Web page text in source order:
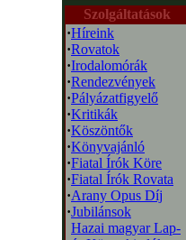
Szolgáltatások
·Híreink
·Rovatok
·Irodalomórák
·Rendezvények
·Pályázatfigyelő
·Kritikák
·Köszöntők
·Könyvajánló
·Fiatal Írók Köre
·Fiatal Írók Rovata
·Arany Opus Díj
·Jubilánsok
Hazai magyar Lap-